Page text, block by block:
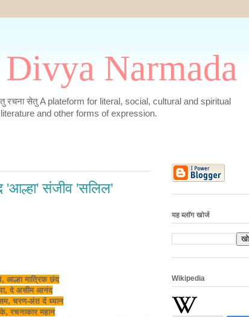
Divya Narmada
हेतु रचना सेतु A plateform for literal, social, cultural and spiritual
and other forms of expression.
'आल्हा' संजीव 'सलिल'
आल्हा मात्रिक छंद
दे असीम आनंद
चरण-अंत दें ध्यान
रचनाकार महान
यह ब्लॉग खोजें
Wikipedia